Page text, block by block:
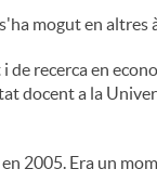
mogut en altres
de recerca en
docent a la
2005. Era un